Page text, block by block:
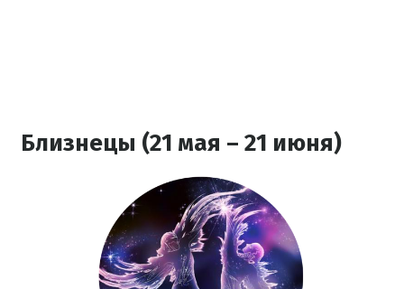
Близнецы (21 мая – 21 июня)